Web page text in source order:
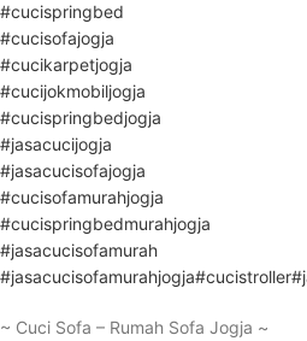
#cucispringbed
#cucisofajogja
#cucikarpetjogja
#cucijokmobiljogja
#cucispringbedjogja
#jasacucijogja
#jasacucisofajogja
#cucisofamurahjogja
#cucispringbedmurahjogja
#jasacucisofamurah
#jasacucisofamurahjogja#cucistroller
~ Cuci Sofa – Rumah Sofa Jogja ~